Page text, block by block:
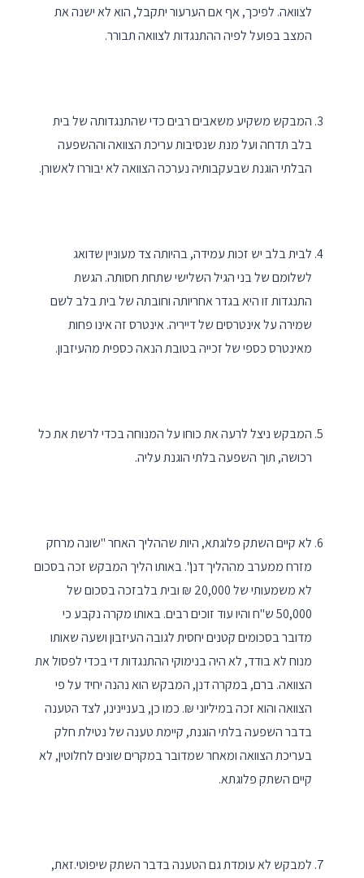
לצוואה. לפיכך, אף אם הערעור יתקבל, הוא לא ישנה את
המצב בפועל לפיה ההתנגדות לצוואה תבורר.
המבקש משקיע משאבים רבים כדי שהתנגדותה של בית
בלב תדחה ועל מנת שנסיבות עריכת הצוואה וההשפעה
הבלתי הוגנת שבעקבותיה נערכה הצוואה לא יבוררו לאשורן.
לבית בלב יש זכות עמידה, בהיותה צד מעוניין שדואג
לשלומם של בני הגיל השלישי שתחת חסותה. הגשת
התנגדות זו היא בגדר אחריותה וחובתה של בית בלב לשם
שמירה על אינטרסים של דייריה. אינטרס זה אינו פחות
מאינטרס כספי של זכייה בטובת הנאה כספית מהעיזבון.
המבקש ניצל לרעה את כוחו על המנוחה בכדי לרשת את כל
רכושה, תוך השפעה בלתי הוגנת עליה.
לא קיים השתק פלוגתא, היות שההליך האחר "שונה מרחק
מזרח ממערב מההליך דנן". באותו הליך המבקש זכה בסכום
לא משמעותי של 20,000 ₪ ובית בלבזכה בסכום של
50,000 ש"ח והיו עוד זוכים רבים. באותו מקרה נקבע כי
מדובר בסכומים קטנים יחסית לגובה העיזבון ושעה שאותו
מנוח לא בודד, לא היה בנימוקי ההתנגדות די בכדי לפסול את
הצוואה. ברם, במקרה דנן, המבקש הוא נהנה יחיד על פי
הצוואה והוא זכה במיליוני ₪. כמו כן, בעניינינו, לצד הטענה
בדבר השפעה בלתי הוגנת, קיימת טענה של נטילת חלק
בעריכת הצוואה ומאחר שמדובר במקרים שונים לחלוטין, לא
קיים השתק פלוגתא.
למבקש לא עומדת גם הטענה בדבר השתק שיפוטי.זאת,